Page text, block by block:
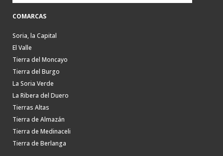
COMARCAS
Soria, la Capital
El Valle
Tierra del Moncayo
Tierra del Burgo
La Soria Verde
La Ribera del Duero
Tierras Altas
Tierra de Almazán
Tierra de Medinaceli
Tierra de Berlanga